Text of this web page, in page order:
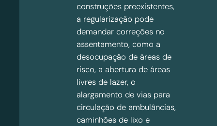
construções preexistentes,
a regularização pode
demandar correções no
assentamento, como a
desocupação de áreas de
risco, a abertura de áreas
livres de lazer, o
alargamento de vias para
circulação de ambulâncias,
caminhões de lixo e